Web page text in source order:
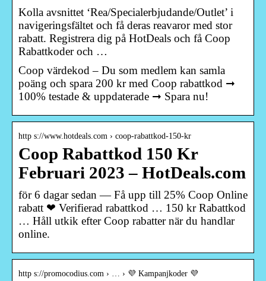
Kolla avsnittet ‘Rea/Specialerbjudande/Outlet’ i
navigeringsfältet och få deras reavaror med stor
rabatt. Registrera dig på HotDeals och få Coop
Rabattkoder och …
Coop värdekod – Du som medlem kan samla
poäng och spara 200 kr med Coop rabattkod ➞
100% testade & uppdaterade ➞ Spara nu!
http s://www.hotdeals.com › coop-rabattkod-150-kr
Coop Rabattkod 150 Kr
Februari 2023 – HotDeals.com
för 6 dagar sedan — Få upp till 25% Coop Online
rabatt ❤ Verifierad rabattkod … 150 kr Rabattkod
… Håll utkik efter Coop rabatter när du handlar
online.
http s://promocodius.com › … › 💜 Kampanjkoder 💜